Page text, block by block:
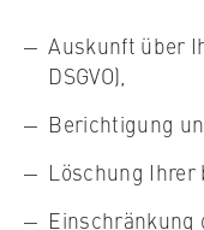
Auskunft über
DSGVO),
Berichtigung
Löschung Ihrer
Einschränkung